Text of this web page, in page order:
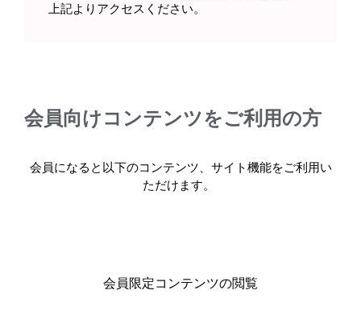
さんへ（2022年3月）
製品情報
基本情報・安全性情報
上記よりアクセスください。
会員向けコンテンツをご利用の方
会員になると以下のコンテンツ、サイト機能をご利用い
ただけます。
会員限定コンテンツの閲覧